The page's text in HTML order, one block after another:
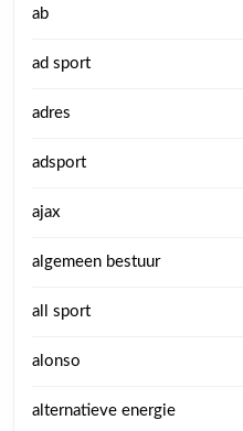
ab
ad sport
adres
adsport
ajax
algemeen bestuur
all sport
alonso
alternatieve energie